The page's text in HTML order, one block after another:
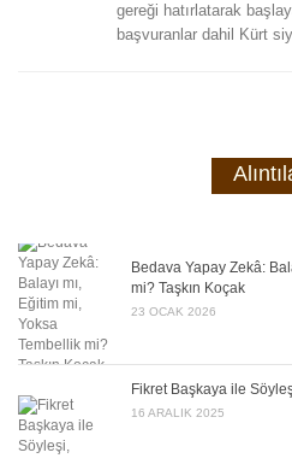
gereği hatırlatarak
başvuranlar dahil Kürt
Bedava Yapay Zekâ:
mi? Taşkın Koçak
23 OCAK 2026
Fikret Başkaya ile
16 ARALIK 2025